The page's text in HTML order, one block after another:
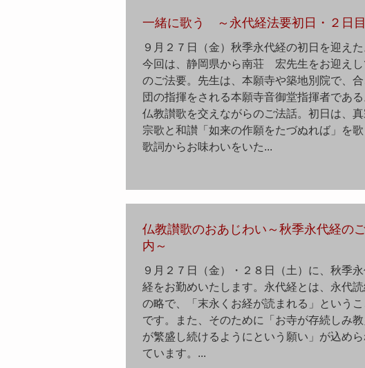
一緒に歌う ～永代経法要初日・２日
９月２７日（金）秋季永代経の初日を迎えた
今回は、静岡県から南荘 宏先生をお迎えし
のご法要。先生は、本願寺や築地別院で、合
団の指揮をされる本願寺音御堂指揮者である
仏教讃歌を交えながらのご法話。初日は、真
宗歌と和讃「如来の作願をたづぬれば」を歌
歌詞からお味わいをいた...
仏教讃歌のおあじわい～秋季永代経の
内～
９月２７日（金）・２８日（土）に、秋季
経をお勤めいたします。永代経とは、永代読
の略で、「末永くお経が読まれる」というこ
です。また、そのために「お寺が存続しみ教
が繁盛し続けるようにという願い」が込め
ています。...